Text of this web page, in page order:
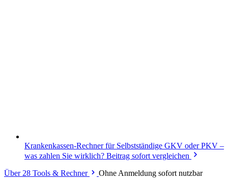
Krankenkassen-Rechner für Selbstständige GKV oder PKV –
was zahlen Sie wirklich? Beitrag sofort vergleichen
Über 28 Tools & Rechner
Ohne Anmeldung sofort nutzbar